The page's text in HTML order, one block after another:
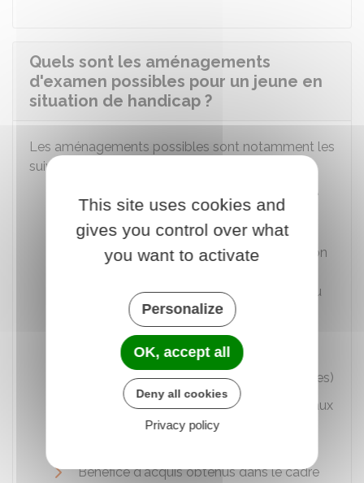
Quels sont les aménagements
d'examen possibles pour un jeune en
situation de handicap ?
Les aménagements possibles sont notamment les
suivants :
Augmentation du temps prévu pour une
ou plusieurs épreuves, sans dépasser le
tiers du temps normalement consacré
pour chacune d'elles. Cette augmentation
exceptionnelle, sur demande motivée du
médecin désigné par la CDAPH
Aménagement des conditions de
déroulement des épreuves (conditions
matérielles, aides techniques ou humaines)
Conservation pendant 5 ans des notes aux
épreuves ou des unités obtenues à un
Bénéfice d'acquis obtenus dans le cadre
This site uses cookies and
gives you control over what
you want to activate
Personalize
OK, accept all
Deny all cookies
Privacy policy